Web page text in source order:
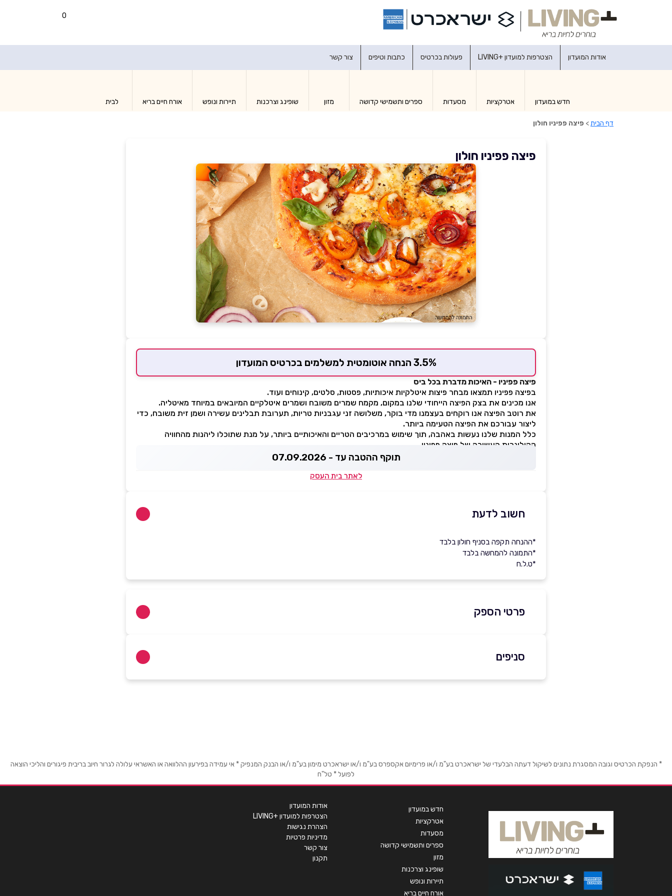
0
אודות המועדון הצטרפות למועדון +LIVING פעולות בכרטיס כתבות וטיפים צור קשר
חדש במועדון אטרקציות מסעדות ספרים ותשמישי קדושה מזון שופינג וצרכנות תיירות ונופש אורח חיים בריא לבית
דף הבית> פיצה פפיניו חולון
פיצה פפיניו חולון
3.5% הנחה אוטומטית למשלמים בכרטיס המועדון
פיצה פפיניו - האיכות מדברת בכל ביס
בפיצה פפיניו תמצאו מבחר פיצות איטלקיות איכותיות, פסטות, סלטים, קינוחים ועוד.
אנו מכינים את בצק הפיצה הייחודי שלנו במקום, מקמח שמרים משובח ושמרים איטלקיים המיובאים במיוחד מאיטליה.
את רוטב הפיצה אנו רוקחים בעצמנו מדי בוקר, משלושה זני עגבניות טריות, תערובת תבלינים עשירה ושמן זית משובח, כדי
ליצור עבורכם את הפיצה הטעימה ביותר.
כלל המנות שלנו נעשות באהבה, תוך שימוש במרכיבים הטריים והאיכותיים ביותר, על מנת שתוכלו ליהנות מהחוויה
הקולינרית העשירה של פיצה פפיניו.
תוקף ההטבה עד - 07.09.2026
לאתר בית העסק
חשוב לדעת
*ההנחה תקפה בסניף חולון בלבד
*התמונה להמחשה בלבד
*ט.ל.ח
פרטי הספק
באתר
סניפים
חולון
* הנפקת הכרטיס וגובה המסגרת נתונים לשיקול דעתה הבלעדי של ישראכרט בע"מ ו/או פרימיום אקספרס בע"מ ו/או ישראכרט מימון בע"מ ו/או הבנק המנפיק * אי עמידה בפירעון ההלוואה או האשראי עלולה לגרור חיוב בריבית פיגורים והליכי הוצאה
לפועל * טל"ח
חדש במועדון
אטרקציות
מסעדות
ספרים ותשמישי קדושה
מזון
שופינג וצרכנות
תיירות ונופש
אורח חיים בריא
אודות המועדון
הצטרפות למועדון +LIVING
הצהרת נגישות
מדיניות פרטיות
צור קשר
תקנון